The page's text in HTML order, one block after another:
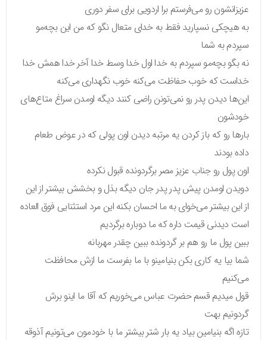
عزیزانشون رو می‌فرستم برا اردویی برای سفر دوری
به هیچکی نسپارید فقط به خدای متعال نگو که من این بچه‌مو
سپردم به شما
نه بگو بچه‌مو سپردم به خدا اول خدا وسط خدا آخر خدا همش خدا
خداست که خوب حفاظت می‌کنه خوب نگهداری می‌کنه
این‌ها دیدن پدر رو نمی‌تونن راضی کنند دیگه اومدن سراغ متاع‌های
خودشون
بارها رو که باز کردن یه مرتبه دیدن اون پولی که در عوض طعام
داده بودند
اون پول رو جناب عزیز مصر برگردونده قبول نکرده
دویدن اومدن پیش پدر پدر جان دیگه بذل و بخشش بیشتر از این
از این بیشتر می‌خوای به ما احسان بکنه این مرد استثنایی فوق العاده
است دیدنی قیمت داره که ما دوباره برگردیم
ببین پول ما رو هم بر گردونده ببین چقدر مهربانه
شما بیا یه کاری بکن بنیامینو با ما بفرست ما ازش محافظت
می‌کنیم
قول میدیم قسم حضرت عباس می‌خوریم که آقا ما اینو برش
گردونیم بهت
تازه اگه بنیامین بیاد یه بار شتر بیشتر ما با خودمون می‌تونیم آذوقه